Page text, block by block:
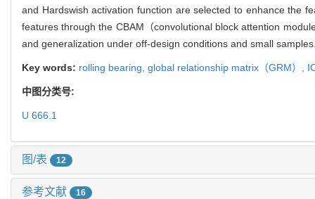
and Hardswish activation function are selected to enhance the
features through the CBAM（convolutional block attention
and generalization under off-design conditions and small
Key words: rolling bearing, global relationship matrix（GRM）,
中图分类号:
U 666.1
图/表 12
参考文献 16